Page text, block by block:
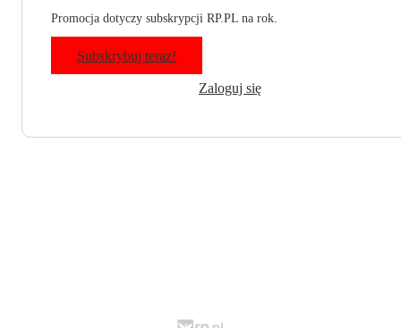
Promocja dotyczy subskrypcji RP.PL na rok.
Subskrybuj teraz!
Zaloguj się